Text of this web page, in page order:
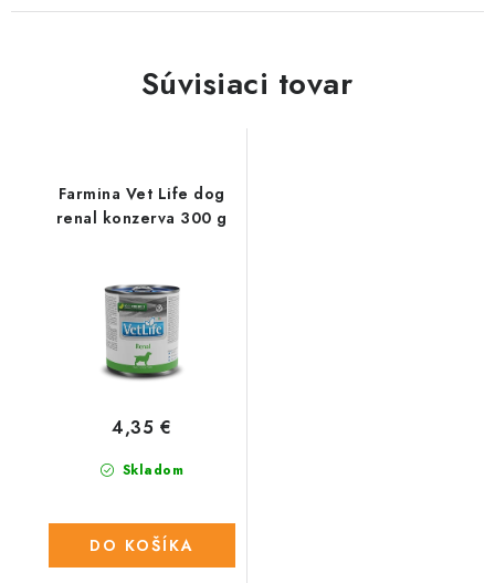
Súvisiaci tovar
Farmina Vet Life dog
renal konzerva 300 g
Skladom
4,35 €
DO KOŠÍKA